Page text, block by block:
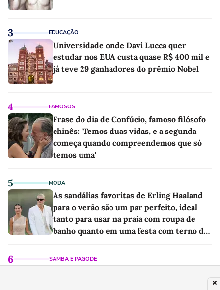
3 EDUCAÇÃO
Universidade onde Davi Lucca quer
estudar nos EUA custa quase R$ 400 mil e
já teve 29 ganhadores do prêmio Nobel
4 FAMOSOS
Frase do dia de Confúcio, famoso filósofo
chinês: 'Temos duas vidas, e a segunda
começa quando compreendemos que só
temos uma'
5 MODA
As sandálias favoritas de Erling Haaland
para o verão são um par perfeito, ideal
tanto para usar na praia com roupa de
banho quanto em uma festa com terno de
6 SAMBA E PAGODE